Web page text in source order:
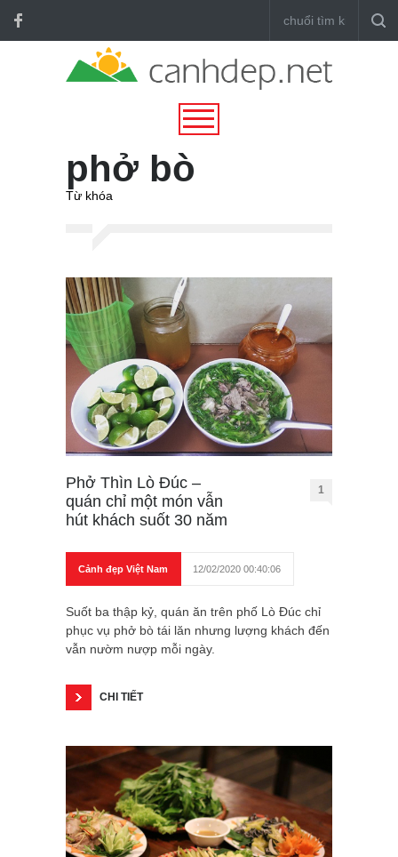
phở bò
Từ khóa
Phở Thìn Lò Đúc –
quán chỉ một món vẫn
hút khách suốt 30 năm
1
Cảnh đẹp Việt Nam 12/02/2020 00:40:06
Suốt ba thập kỷ, quán ăn trên phố Lò Đúc chỉ
phục vụ phở bò tái lăn nhưng lượng khách đến
vẫn nườm nượp mỗi ngày.
CHI TIẾT